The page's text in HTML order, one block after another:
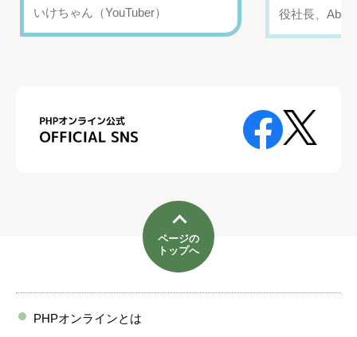
いけちゃん（YouTuber）
役社長、
ページの
トップへ
PHPオンラインとは